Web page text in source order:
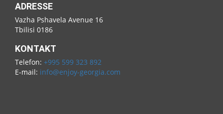
ADRESSE
Vazha Pshavela Avenue 16
Tbilisi 0186
KONTAKT
Telefon: +995 599 323 892
E-mail: info@enjoy-georgia.com